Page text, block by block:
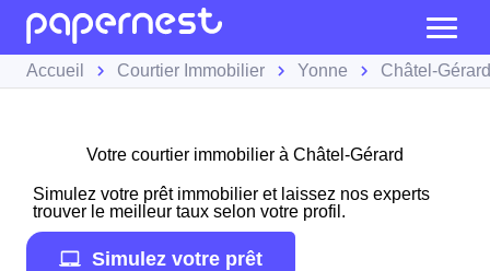
Accueil Courtier Immobilier Yonne Châtel-Gérard
Votre courtier immobilier à Châtel-Gérard
Simulez votre prêt immobilier et laissez nos experts
trouver le meilleur taux selon votre profil.
Simulez votre prêt